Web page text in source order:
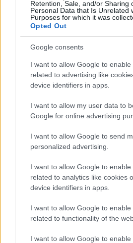
Retention, Sale, and/or Sharing
Personal Data that Is Unrelated
Purposes for which it was
Opted Out
Google consents
I want to allow Google to enable
related to advertising like
device identifiers in apps.
I want to allow my user data to
Google for online advertising
I want to allow Google to send
personalized advertising.
I want to allow Google to enable
related to analytics like cookies
device identifiers in apps.
I want to allow Google to enable
related to functionality of the
I want to allow Google to enable
Ajánlott bejegyzések:
Szinkronhangok: LA
Újra látható lesz a
zenés
Szinkronhangok:
d'estate)
A szultána
debütál hazánkban